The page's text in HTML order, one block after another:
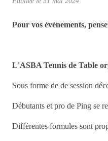
Pour vos évènements,
L'ASBA Tennis de Table
Sous forme de de session
Débutants et pro de Ping se
Différentes formules sont